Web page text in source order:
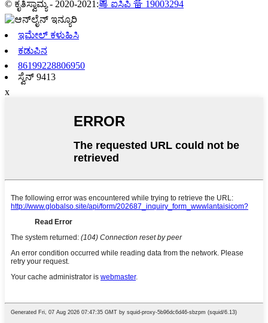
© ಕೃತಿಸ್ವಾಮ್ಯ - 2020-2021:粤 ಐಸಿಪಿ 备 19003294
ಇಮೇಲ್ ಕಳುಹಿಸಿ
ಕಡುಪಿನ
86199228806950
ಸ್ವೆನ್ 9413
x